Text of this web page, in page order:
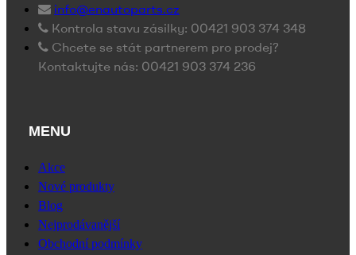
info@enautoparts.cz
Kontrola stavu zásilky: 00421 903 374 348
Chcete se stát partnerem pro prodej?
Kontaktujte nás: 00421 903 374 236
MENU
Akce
Nové produkty
Blog
Nejprodávanější
Obchodní podmínky